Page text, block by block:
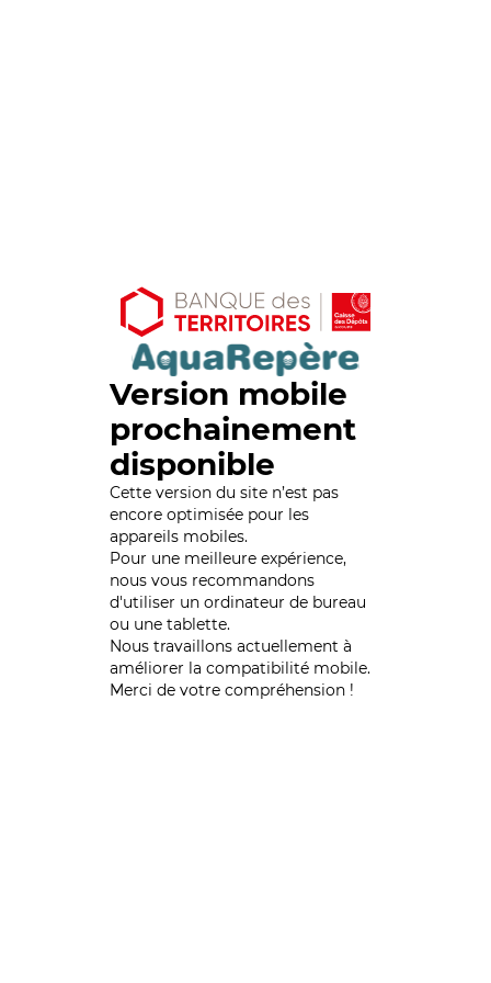
Version mobile
prochainement
disponible
Cette version du site n’est pas
encore optimisée pour les
appareils mobiles.
Pour une meilleure expérience,
nous vous recommandons
d'utiliser un ordinateur de bureau
ou une tablette.
Nous travaillons actuellement à
améliorer la compatibilité mobile.
Merci de votre compréhension !